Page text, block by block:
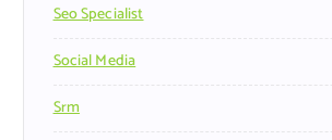
Seo Specialist
Social Media
Srm